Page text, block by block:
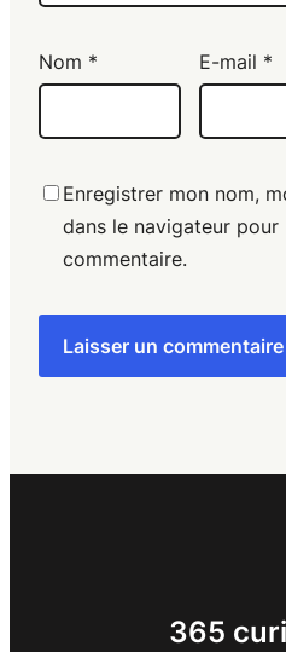
Nom * E-mail *
Enregistrer mon nom,
dans le navigateur
commentaire.
365